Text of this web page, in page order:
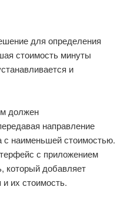
для определения
стоимость минуты
и
должен
направление
с наименьшей стоимостью.
с приложением
который добавляет
их стоимость.